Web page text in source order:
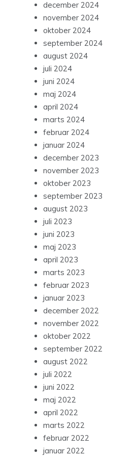
december 2024
november 2024
oktober 2024
september 2024
august 2024
juli 2024
juni 2024
maj 2024
april 2024
marts 2024
februar 2024
januar 2024
december 2023
november 2023
oktober 2023
september 2023
august 2023
juli 2023
juni 2023
maj 2023
april 2023
marts 2023
februar 2023
januar 2023
december 2022
november 2022
oktober 2022
september 2022
august 2022
juli 2022
juni 2022
maj 2022
april 2022
marts 2022
februar 2022
januar 2022